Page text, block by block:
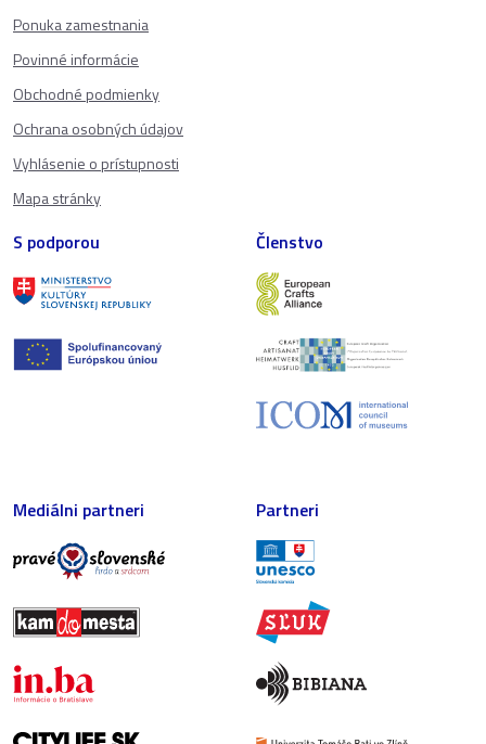
Ponuka zamestnania
Povinné informácie
Obchodné podmienky
Ochrana osobných údajov
Vyhlásenie o prístupnosti
Mapa stránky
S podporou Členstvo
Mediálni partneri Partneri